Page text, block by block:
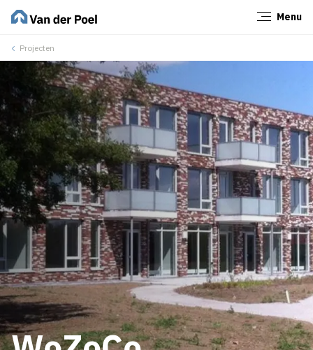
Menu
Projecten
Sluiten